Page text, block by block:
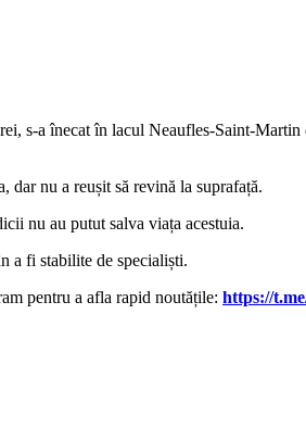
s-a înecat în lacul Neaufles-Saint-
dar nu a reușit să revină la suprafață.
nu au putut salva viața acestuia.
a fi stabilite de specialiști.
pentru a afla rapid noutățile: https://